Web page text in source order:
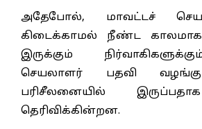
அதேபோல், மாவட்டச்
கிடைக்காமல் நீண்ட காலமாக
இருக்கும்
செயலாளர் பதவி
பரிசீலனையில்
தெரிவிக்கின்றன.